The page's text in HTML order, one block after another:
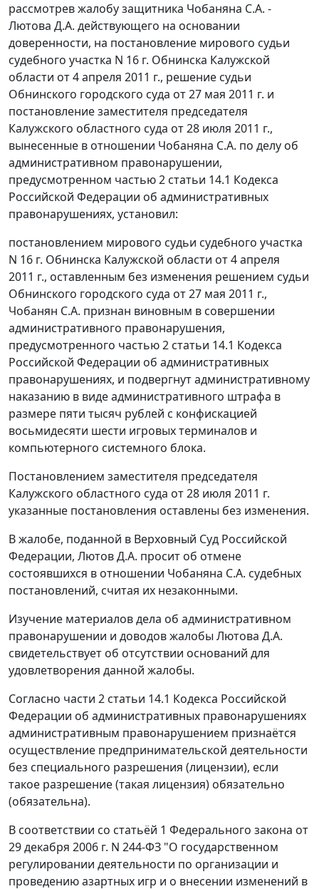
рассмотрев жалобу защитника Чобаняна С.А. -
Лютова Д.А. действующего на основании
доверенности, на постановление мирового судьи
судебного участка N 16 г. Обнинска Калужской
области от 4 апреля 2011 г., решение судьи
Обнинского городского суда от 27 мая 2011 г. и
постановление заместителя председателя
Калужского областного суда от 28 июля 2011 г.,
вынесенные в отношении Чобаняна С.А. по делу об
административном правонарушении,
предусмотренном частью 2 статьи 14.1 Кодекса
Российской Федерации об административных
правонарушениях, установил:
постановлением мирового судьи судебного участка
N 16 г. Обнинска Калужской области от 4 апреля
2011 г., оставленным без изменения решением судьи
Обнинского городского суда от 27 мая 2011 г.,
Чобанян С.А. признан виновным в совершении
административного правонарушения,
предусмотренного частью 2 статьи 14.1 Кодекса
Российской Федерации об административных
правонарушениях, и подвергнут административному
наказанию в виде административного штрафа в
размере пяти тысяч рублей с конфискацией
восьмидесяти шести игровых терминалов и
компьютерного системного блока.
Постановлением заместителя председателя
Калужского областного суда от 28 июля 2011 г.
указанные постановления оставлены без изменения.
В жалобе, поданной в Верховный Суд Российской
Федерации, Лютов Д.А. просит об отмене
состоявшихся в отношении Чобаняна С.А. судебных
постановлений, считая их незаконными.
Изучение материалов дела об административном
правонарушении и доводов жалобы Лютова Д.А.
свидетельствует об отсутствии оснований для
удовлетворения данной жалобы.
Согласно части 2 статьи 14.1 Кодекса Российской
Федерации об административных правонарушениях
административным правонарушением признаётся
осуществление предпринимательской деятельности
без специального разрешения (лицензии), если
такое разрешение (такая лицензия) обязательно
(обязательна).
В соответствии со статьёй 1 Федерального закона от
29 декабря 2006 г. N 244-ФЗ "О государственном
регулировании деятельности по организации и
проведению азартных игр и о внесении изменений в